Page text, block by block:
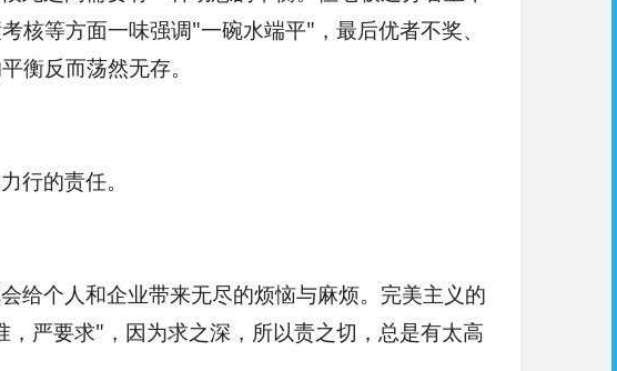
核等方面一味强调"一碗水端平"，最后优者不奖、
衡反而荡然无存。
行的责任。
给个人和企业带来无尽的烦恼与麻烦。完美主义的
严要求"，因为求之深，所以责之切，总是有太高